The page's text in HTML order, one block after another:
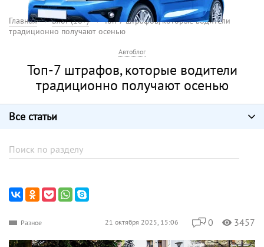
Главная Блог (18+)
Топ-7 штрафов, которые водители
традиционно получают осенью
Автоблог
Топ-7 штрафов, которые водители
традиционно получают осенью
Все статьи
Разное 21 октября 2025, 15:06 0 3457